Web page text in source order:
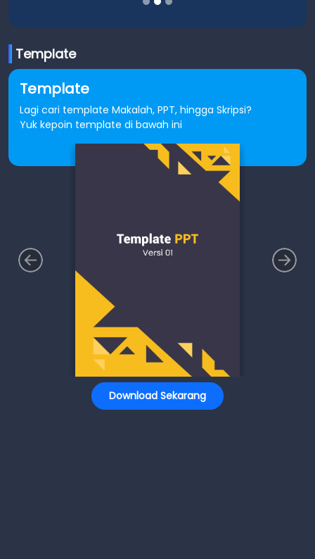
Template
Template
Lagi cari template Makalah, PPT, hingga Skripsi?
Yuk kepoin template di bawah ini
Download Sekarang